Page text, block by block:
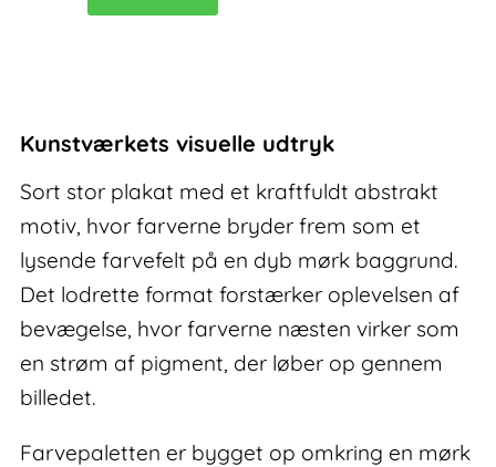
antal
Kunstværkets visuelle udtryk
Sort stor plakat med et kraftfuldt abstrakt
motiv, hvor farverne bryder frem som et
lysende farvefelt på en dyb mørk baggrund.
Det lodrette format forstærker oplevelsen af
bevægelse, hvor farverne næsten virker som
en strøm af pigment, der løber op gennem
billedet.
Farvepaletten er bygget op omkring en mørk